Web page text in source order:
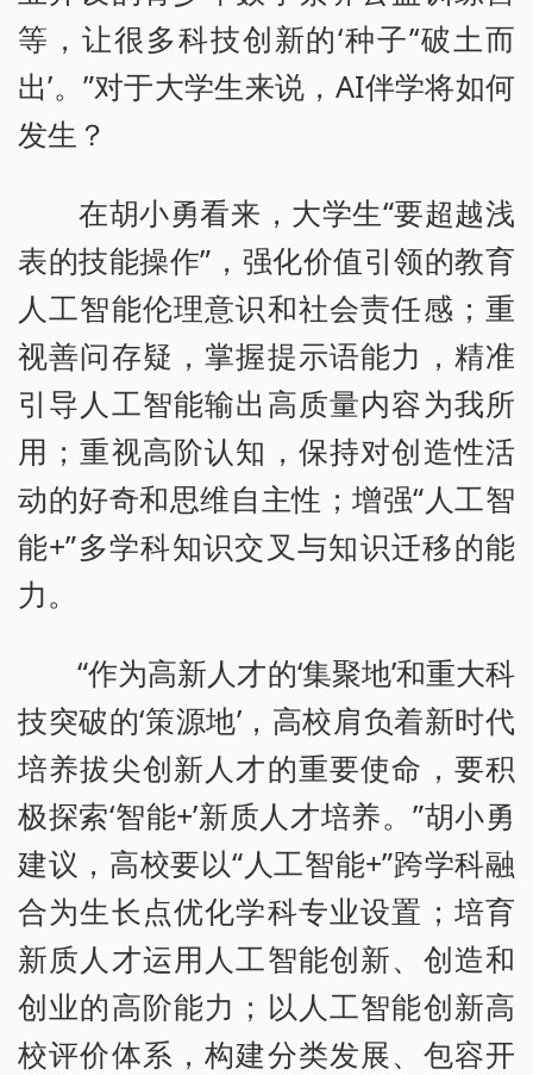
等，让很多科技创新的‘种子’‘破土而
出’。”对于大学生来说，AI伴学将如何
发生？
在胡小勇看来，大学生“要超越浅
表的技能操作”，强化价值引领的教育
人工智能伦理意识和社会责任感；重
视善问存疑，掌握提示语能力，精准
引导人工智能输出高质量内容为我所
用；重视高阶认知，保持对创造性活
动的好奇和思维自主性；增强“人工智
能+”多学科知识交叉与知识迁移的能
力。
“作为高新人才的‘集聚地’和重大科
技突破的‘策源地’，高校肩负着新时代
培养拔尖创新人才的重要使命，要积
极探索‘智能+’新质人才培养。”胡小勇
建议，高校要以“人工智能+”跨学科融
合为生长点优化学科专业设置；培育
新质人才运用人工智能创新、创造和
创业的高阶能力；以人工智能创新高
校评价体系，构建分类发展、包容开